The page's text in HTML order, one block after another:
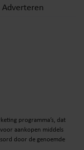
Adverteren
programma’s, dat
aankopen middels
door de genoemde